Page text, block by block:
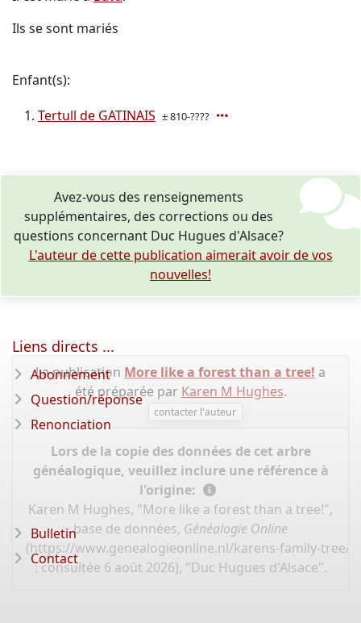
Ils se sont mariés
Enfant(s):
Tertull de GATINAIS ± 810-????
Avez-vous des renseignements
supplémentaires, des corrections ou des
questions concernant Duc Hugues d'Alsace?
L'auteur de cette publication aimerait avoir de vos
nouvelles!
La publication More like a forest than a tree! a
été préparée par Karen M Hughes.
contacter l'auteur
Lors de la copie des données de cet arbre
généalogique, veuillez inclure une référence à
l'origine:
Karen M Hughes, "More like a forest than a tree!",
base de données, Généalogie Online
(https://www.genealogieonline.nl/karens-family-tree/
: consultée 6 août 2026), "Duc Hugues d'Alsace".
Liens directs ...
Abonnement
Question/réponse
Renonciation
Bulletin
Contact